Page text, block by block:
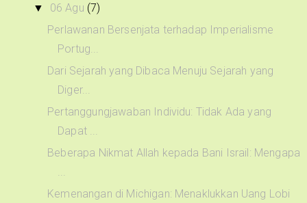
▼ 06 Agu (7)
Perlawanan Bersenjata terhadap Imperialisme
Portug...
Dari Sejarah yang Dibaca Menuju Sejarah yang
Diger...
Pertanggungjawaban Individu: Tidak Ada yang
Dapat ...
Beberapa Nikmat Allah kepada Bani Israil: Mengapa
Kemenangan di Michigan: Menaklukkan Uang Lobi